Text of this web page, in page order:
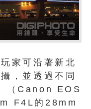
家可沿著新北
，並透過不同
（Canon EOS
F4L的28mm